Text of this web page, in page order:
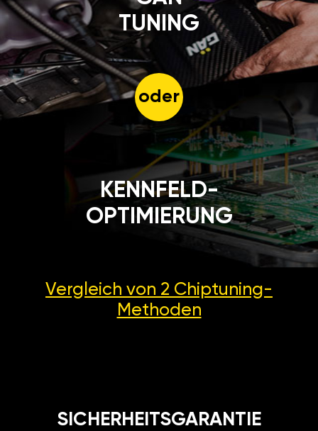
TUNING
oder
KENNFELD-
OPTIMIERUNG
Vergleich von 2 Chiptuning-
Methoden
SICHERHEITSGARANTIE